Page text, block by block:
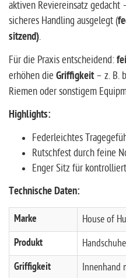
aktiven Reviereinsatz
sicheres Handling ausgelegt (
sitzend).
Für die Praxis entscheidend:
erhöhen die Griffigkeit– z. B.
Riemen oder sonstigem
Highlights:
Federleichtes
Rutschfest durch feine
Enger Sitz für
Technische Daten:
Marke House of
Produkt
Griffigkeit Innenhand